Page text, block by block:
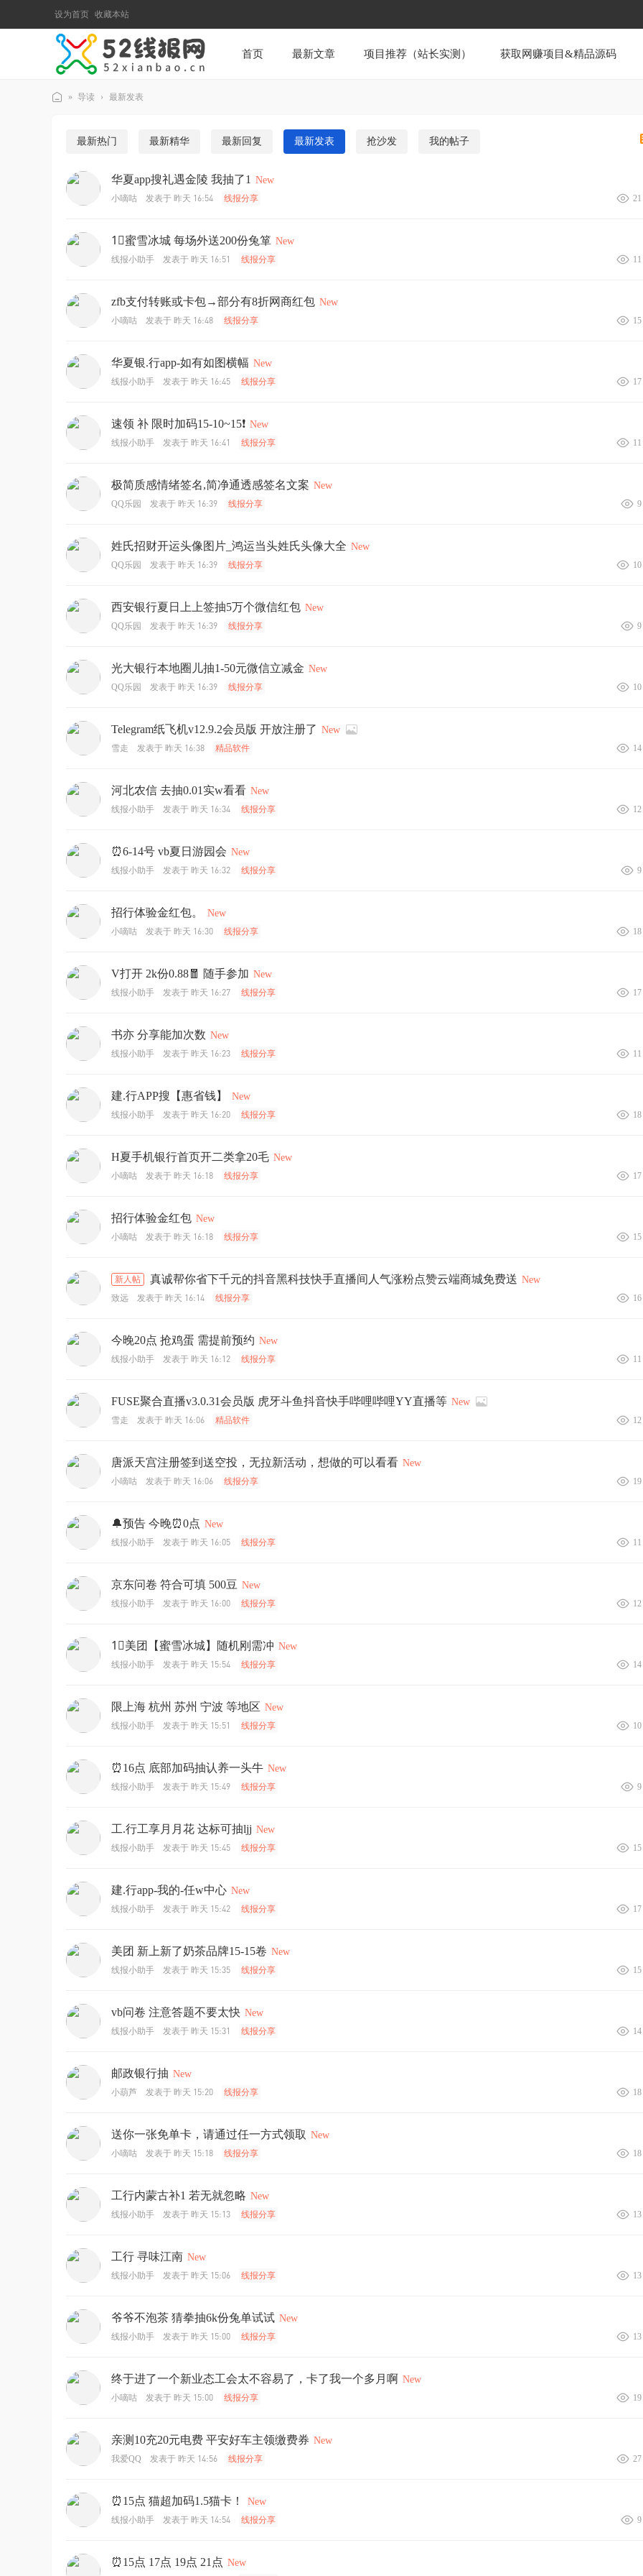
设为首页 收藏本站
首页 最新文章 项目推荐（站长实测） 获取网赚项目&精品源码
» 导读 › 最新发表
最新热门 最新精华 最新回复 最新发表 抢沙发 我的帖子
华夏app搜礼遇金陵 我抽了1 New
21
小嘀咕 发表于 昨天 16:54 线报分享
1⃣️蜜雪冰城 每场外送200份兔箪 New
11
线报小助手 发表于 昨天 16:51 线报分享
zfb支付转账或卡包→部分有8折网商红包 New
15
小嘀咕 发表于 昨天 16:48 线报分享
华夏银.行app-如有如图横幅 New
17
线报小助手 发表于 昨天 16:45 线报分享
速领 补 限时加码15-10~15❗ New
11
线报小助手 发表于 昨天 16:41 线报分享
极简质感情绪签名,简净通透感签名文案 New
9
QQ乐园 发表于 昨天 16:39 线报分享
姓氏招财开运头像图片_鸿运当头姓氏头像大全 New
10
QQ乐园 发表于 昨天 16:39 线报分享
西安银行夏日上上签抽5万个微信红包 New
9
QQ乐园 发表于 昨天 16:39 线报分享
光大银行本地圈儿抽1-50元微信立减金 New
10
QQ乐园 发表于 昨天 16:39 线报分享
Telegram纸飞机v12.9.2会员版 开放注册了 New
14
雪走 发表于 昨天 16:38 精品软件
河北农信 去抽0.01实w看看 New
12
线报小助手 发表于 昨天 16:34 线报分享
⏰6-14号 vb夏日游园会 New
9
线报小助手 发表于 昨天 16:32 线报分享
招行体验金红包。 New
18
小嘀咕 发表于 昨天 16:30 线报分享
V打开 2k份0.88🧧 随手参加 New
17
线报小助手 发表于 昨天 16:27 线报分享
书亦 分享能加次数 New
11
线报小助手 发表于 昨天 16:23 线报分享
建.行APP搜【惠省钱】 New
18
线报小助手 发表于 昨天 16:20 线报分享
H夏手机银行首页开二类拿20毛 New
17
小嘀咕 发表于 昨天 16:18 线报分享
招行体验金红包 New
15
小嘀咕 发表于 昨天 16:18 线报分享
新人帖 真诚帮你省下千元的抖音黑科技快手直播间人气涨粉点赞云端商城免费送 New
16
致远 发表于 昨天 16:14 线报分享
今晚20点 抢鸡蛋 需提前预约 New
11
线报小助手 发表于 昨天 16:12 线报分享
FUSE聚合直播v3.0.31会员版 虎牙斗鱼抖音快手哔哩哔哩YY直播等 New
12
雪走 发表于 昨天 16:06 精品软件
唐派天宫注册签到送空投，无拉新活动，想做的可以看看 New
19
小嘀咕 发表于 昨天 16:06 线报分享
🔔预告 今晚⏰0点 New
11
线报小助手 发表于 昨天 16:05 线报分享
京东问卷 符合可填 500豆 New
12
线报小助手 发表于 昨天 16:00 线报分享
1⃣️️美团【蜜雪冰城】随机刚需冲 New
14
线报小助手 发表于 昨天 15:54 线报分享
限上海 杭州 苏州 宁波 等地区 New
10
线报小助手 发表于 昨天 15:51 线报分享
⏰16点 底部加码抽认养一头牛 New
9
线报小助手 发表于 昨天 15:49 线报分享
工.行工享月月花 达标可抽ljj New
15
线报小助手 发表于 昨天 15:45 线报分享
建.行app-我的-任w中心 New
17
线报小助手 发表于 昨天 15:42 线报分享
美团 新上新了奶茶品牌15-15卷 New
15
线报小助手 发表于 昨天 15:35 线报分享
vb问卷 注意答题不要太快 New
14
线报小助手 发表于 昨天 15:31 线报分享
邮政银行抽 New
18
小葫芦 发表于 昨天 15:20 线报分享
送你一张免单卡，请通过任一方式领取 New
18
小嘀咕 发表于 昨天 15:18 线报分享
工行内蒙古补1 若无就忽略 New
13
线报小助手 发表于 昨天 15:13 线报分享
工行 寻味江南 New
13
线报小助手 发表于 昨天 15:06 线报分享
爷爷不泡茶 猜拳抽6k份兔单试试 New
13
线报小助手 发表于 昨天 15:00 线报分享
终于进了一个新业态工会太不容易了，卡了我一个多月啊 New
19
小嘀咕 发表于 昨天 15:00 线报分享
亲测10充20元电费 平安好车主领缴费券 New
27
我爱QQ 发表于 昨天 14:56 线报分享
⏰15点 猫超加码1.5猫卡！ New
9
线报小助手 发表于 昨天 14:54 线报分享
⏰15点 17点 19点 21点 New